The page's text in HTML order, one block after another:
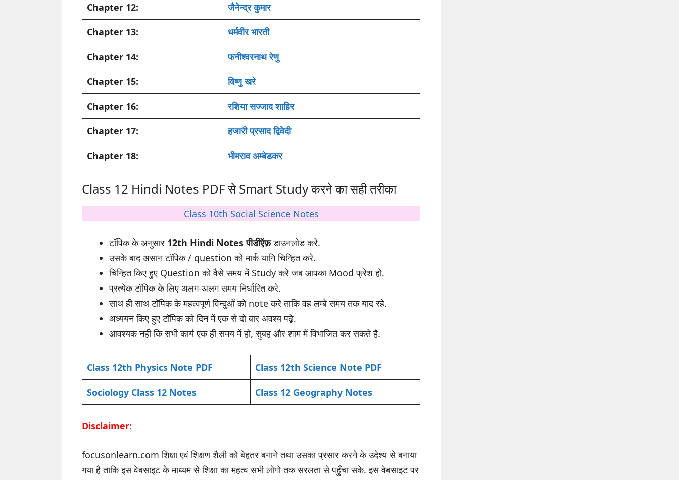
Chapter 12: जैनेन्द्र कुमार
Chapter 13: धर्मवीर भारती
Chapter 14: फनीश्वरनाथ रेणु
Chapter 15: विष्णु खरे
Chapter 16: रशिया सज्जाद शाहिर
Chapter 17: हजारी प्रसाद द्विवेदी
Chapter 18: भीमराव अम्बेडकर
Class 12 Hindi Notes PDF से Smart Study करने का सही तरीका
Class 10th Social Science Notes
टॉपिक के अनुसार 12th Hindi Notes पीडीऍफ़डाउनलोड करे.
उसके बाद असान टॉपिक / question को मार्क यानि चिन्हित करे.
चिन्हित किए हुए Question को वैसे समय में Study करे जब आपका Mood फ्रेश हो.
प्रत्येक टॉपिक के लिए अलग-अलग समय निर्धारित करे.
साथ ही साथ टॉपिक के महत्वपूर्ण विन्दुओं को note करे ताकि वह लम्बे समय तक याद रहे.
अध्ययन किए हुए टॉपिक को दिन में एक से दो बार अवश्य पढ़े.
आवश्यक नही कि सभी कार्य एक ही समय में हो, सुबह और शाम में विभाजित कर सकते है.
Class 12th Physics Note PDF Class 12th Science Note PDF
Sociology Class 12 Notes Class 12 Geography Notes
Disclaimer:
focusonlearn.com शिक्षा एवं शिक्षण शैली को बेहतर बनाने तथा उसका प्रसार करने के उदेश्य से बनाया
गया है ताकि इस वेबसाइट के माध्यम से शिक्षा का महत्व सभी लोगो तक सरलता से पहुँचा सके. इस वेबसाइट पर